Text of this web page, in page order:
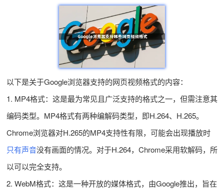
以下是关于Google浏览器支持的网页视频格式的内容：
1. MP4格式：这是最为常见且广泛支持的格式之一，但需注意其
编码类型。MP4格式有两种编解码类型，即H.264、H.265。
Chrome浏览器对H.265的MP4支持性有限，可能会出现播放时
只有声音没有画面的情况。对于H.264，Chrome采用软解码，所
以可以完全支持。
2. WebM格式：这是一种开放的媒体格式，由Google推出，旨在